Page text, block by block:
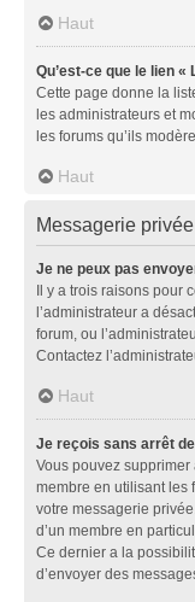
Haut
Qu’est-ce que le lien «
Cette page donne la
les administrateurs et
les forums qu’ils
Haut
Messagerie privée
Je ne peux pas
Il y a trois raisons pour
l’administrateur a
forum, ou
Contactez
Haut
Je reçois sans arrêt
Vous pouvez supprimer
membre en utilisant les
votre messagerie
d’un membre en
Ce dernier a la
d’envoyer des